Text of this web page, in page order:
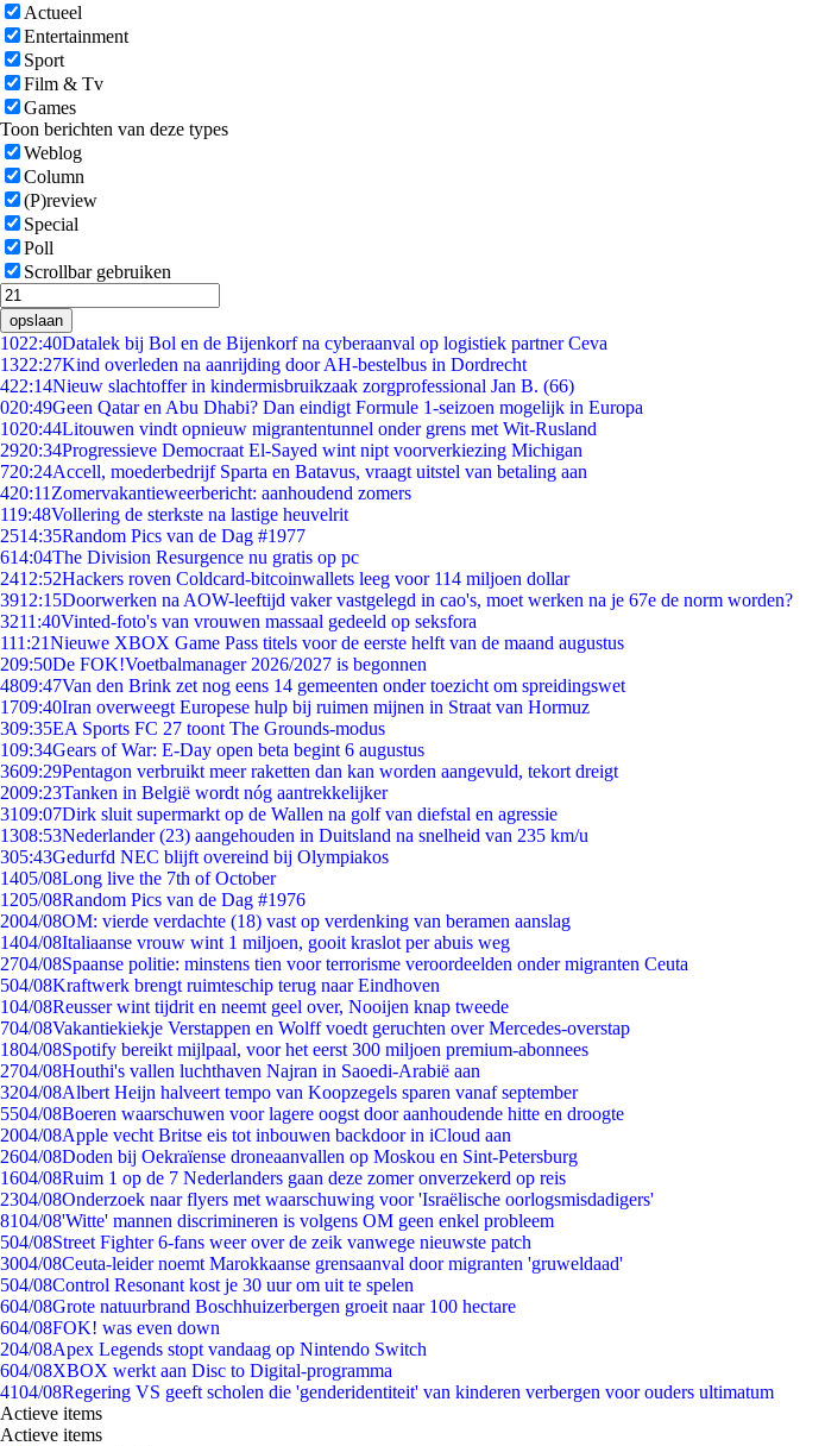
Actueel
Entertainment
Sport
Film & Tv
Games
Toon berichten van deze types
Weblog
Column
(P)review
Special
Poll
Scrollbar gebruiken
opslaan
1022:40Datalek bij Bol en de Bijenkorf na cyberaanval op logistiek partner Ceva
1322:27Kind overleden na aanrijding door AH-bestelbus in Dordrecht
422:14Nieuw slachtoffer in kindermisbruikzaak zorgprofessional Jan B. (66)
020:49Geen Qatar en Abu Dhabi? Dan eindigt Formule 1-seizoen mogelijk in Europa
1020:44Litouwen vindt opnieuw migrantentunnel onder grens met Wit-Rusland
2920:34Progressieve Democraat El-Sayed wint nipt voorverkiezing Michigan
720:24Accell, moederbedrijf Sparta en Batavus, vraagt uitstel van betaling aan
420:11 Zomervakantieweerbericht: aanhoudend zomers
119:48Vollering de sterkste na lastige heuvelrit
2514:35Random Pics van de Dag #1977
614:04The Division Resurgence nu gratis op pc
2412:52Hackers roven Coldcard-bitcoinwallets leeg voor 114 miljoen dollar
3912:15Doorwerken na AOW-leeftijd vaker vastgelegd in cao's, moet werken na je 67e de norm worden?
3211:40Vinted-foto's van vrouwen massaal gedeeld op seksfora
111:21Nieuwe XBOX Game Pass titels voor de eerste helft van de maand augustus
209:50De FOK!Voetbalmanager 2026/2027 is begonnen
4809:47Van den Brink zet nog eens 14 gemeenten onder toezicht om spreidingswet
1709:40Iran overweegt Europese hulp bij ruimen mijnen in Straat van Hormuz
309:35EA Sports FC 27 toont The Grounds-modus
109:34Gears of War: E-Day open beta begint 6 augustus
3609:29Pentagon verbruikt meer raketten dan kan worden aangevuld, tekort dreigt
2009:23Tanken in België wordt nóg aantrekkelijker
3109:07Dirk sluit supermarkt op de Wallen na golf van diefstal en agressie
1308:53Nederlander (23) aangehouden in Duitsland na snelheid van 235 km/u
305:43Gedurfd NEC blijft overeind bij Olympiakos
1405/08Long live the 7th of October
1205/08Random Pics van de Dag #1976
2004/08OM: vierde verdachte (18) vast op verdenking van beramen aanslag
1404/08Italiaanse vrouw wint 1 miljoen, gooit kraslot per abuis weg
2704/08Spaanse politie: minstens tien voor terrorisme veroordeelden onder migranten Ceuta
504/08Kraftwerk brengt ruimteschip terug naar Eindhoven
104/08Reusser wint tijdrit en neemt geel over, Nooijen knap tweede
704/08Vakantiekiekje Verstappen en Wolff voedt geruchten over Mercedes-overstap
1804/08Spotify bereikt mijlpaal, voor het eerst 300 miljoen premium-abonnees
2704/08Houthi's vallen luchthaven Najran in Saoedi-Arabië aan
3204/08Albert Heijn halveert tempo van Koopzegels sparen vanaf september
5504/08Boeren waarschuwen voor lagere oogst door aanhoudende hitte en droogte
2004/08Apple vecht Britse eis tot inbouwen backdoor in iCloud aan
2604/08Doden bij Oekraïense droneaanvallen op Moskou en Sint-Petersburg
1604/08Ruim 1 op de 7 Nederlanders gaan deze zomer onverzekerd op reis
2304/08Onderzoek naar flyers met waarschuwing voor 'Israëlische oorlogsmisdadigers'
8104/08'Witte' mannen discrimineren is volgens OM geen enkel probleem
504/08Street Fighter 6-fans weer over de zeik vanwege nieuwste patch
3004/08Ceuta-leider noemt Marokkaanse grensaanval door migranten 'gruweldaad'
504/08Control Resonant kost je 30 uur om uit te spelen
604/08Grote natuurbrand Boschhuizerbergen groeit naar 100 hectare
604/08FOK! was even down
204/08Apex Legends stopt vandaag op Nintendo Switch
604/08XBOX werkt aan Disc to Digital-programma
4104/08Regering VS geeft scholen die 'genderidentiteit' van kinderen verbergen voor ouders ultimatum
Actieve items
Actieve items